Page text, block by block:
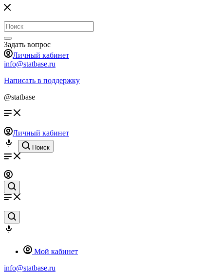
Задать вопрос
Личный кабинет
info@statbase.ru
Написать в поддержку
@statbase
Личный кабинет
Поиск
Мой кабинет
info@statbase.ru